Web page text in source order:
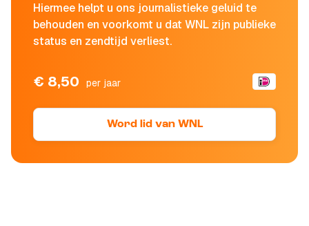
Hiermee helpt u ons journalistieke geluid te
behouden en voorkomt u dat WNL zijn publieke
status en zendtijd verliest.
€ 8,50 per jaar
Word lid van WNL